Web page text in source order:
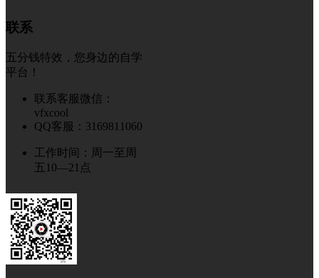
联系
五分钱特效，您身边的自学
平台！
联系客服微信：
vfxcool
QQ客服：3169811060
工作时间：周一至周
五10—21点